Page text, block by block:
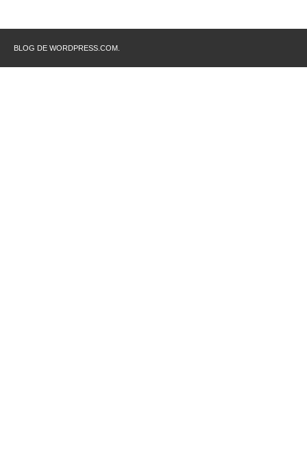
BLOG DE WORDPRESS.COM.